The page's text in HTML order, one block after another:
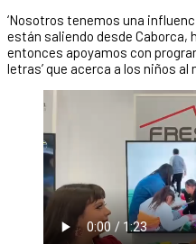
‘Nosotros tenemos una
están saliendo desde Caborca,
entonces apoyamos con
letras’ que acerca a los niños al